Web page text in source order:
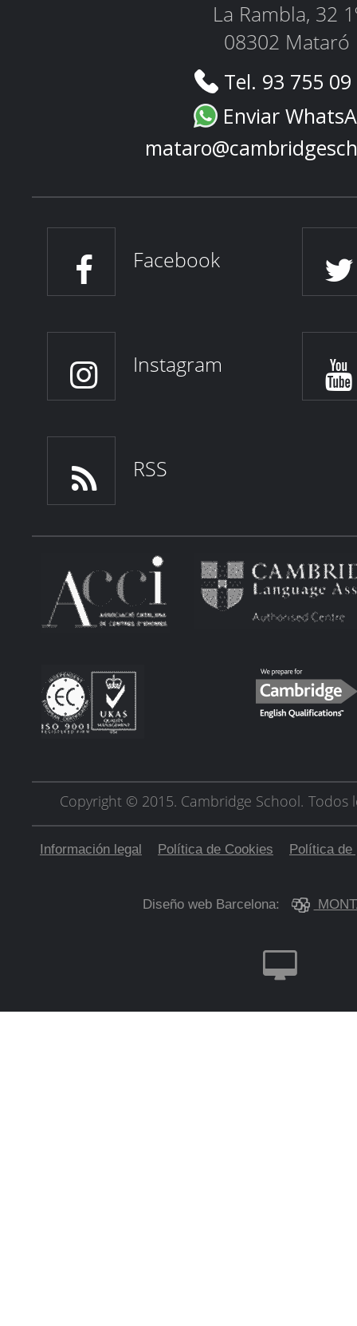
La Rambla, 32
08302 Mataró
Tel. 93 755
Enviar
Facebook
Instagram
RSS
Copyright © 2015. Cambridge School. Todos
Información legal Política de Cookies Política de
Diseño web Barcelona: